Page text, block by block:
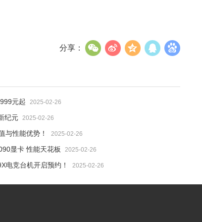
分享：
元起 2025-02-26
纪元 2025-02-26
与性能优势！ 2025-02-26
显卡 性能天花板 2025-02-26
电竞台机开启预约！ 2025-02-26